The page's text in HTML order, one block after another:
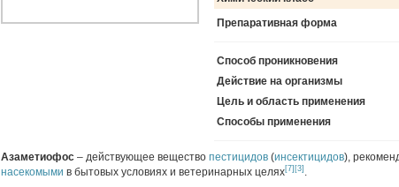
Препаративная форма
Способ проникновения
Действие на организмы
Цель и область применения
Способы применения
Азаметиофос – действующее вещество пестицидов (инсектицидов),
насекомыми в бытовых условиях и ветеринарных целях[7] [3] .